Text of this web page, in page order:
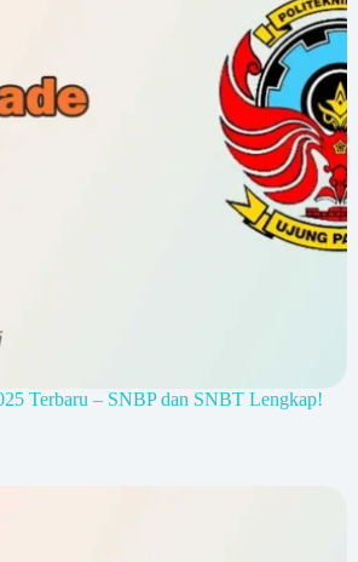
Terbaru – SNBP dan SNBT Lengkap!